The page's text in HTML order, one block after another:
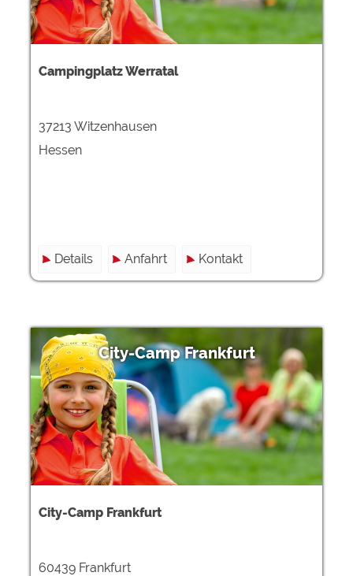
Campingplatz Werratal
37213 Witzenhausen
Hessen
Details Anfahrt Kontakt
City-Camp Frankfurt
City-Camp Frankfurt
60439 Frankfurt